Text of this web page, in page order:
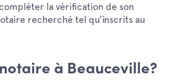
la vérification de son
recherché tel qu’inscrits au
à Beauceville?